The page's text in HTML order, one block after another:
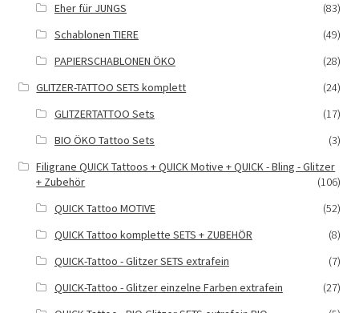
Eher für JUNGS
(83)
Schablonen TIERE
(49)
PAPIERSCHABLONEN ÖKO
(28)
GLITZER-TATTOO SETS komplett
(24)
GLITZERTATTOO Sets
(17)
BIO ÖKO Tattoo Sets
(3)
Filigrane QUICK Tattoos + QUICK Motive + QUICK - Bling - Glitzer
+ Zubehör
(106)
QUICK Tattoo MOTIVE
(52)
QUICK Tattoo komplette SETS + ZUBEHÖR
(8)
QUICK-Tattoo - Glitzer SETS extrafein
(7)
QUICK-Tattoo - Glitzer einzelne Farben extrafein
(27)